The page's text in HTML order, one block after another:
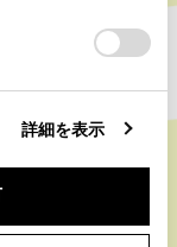
詳細を表示
滞情報」、